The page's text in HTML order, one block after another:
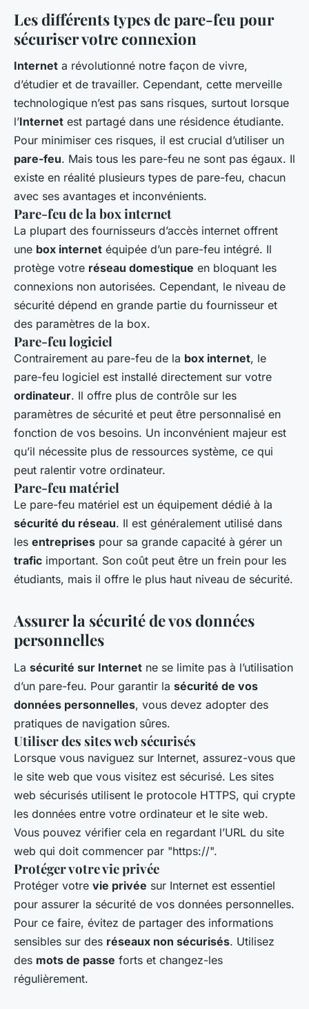
Les différents types de pare-feu pour
sécuriser votre connexion
Internet a révolutionné notre façon de vivre,
d’étudier et de travailler. Cependant, cette merveille
technologique n’est pas sans risques, surtout lorsque
l’Internet est partagé dans une résidence étudiante.
Pour minimiser ces risques, il est crucial d’utiliser un
pare-feu. Mais tous les pare-feu ne sont pas égaux. Il
existe en réalité plusieurs types de pare-feu, chacun
avec ses avantages et inconvénients.
Pare-feu de la box internet
La plupart des fournisseurs d’accès internet offrent
une box internet équipée d’un pare-feu intégré. Il
protège votre réseau domestique en bloquant les
connexions non autorisées. Cependant, le niveau de
sécurité dépend en grande partie du fournisseur et
des paramètres de la box.
Pare-feu logiciel
Contrairement au pare-feu de la box internet, le
pare-feu logiciel est installé directement sur votre
ordinateur. Il offre plus de contrôle sur les
paramètres de sécurité et peut être personnalisé en
fonction de vos besoins. Un inconvénient majeur est
qu’il nécessite plus de ressources système, ce qui
peut ralentir votre ordinateur.
Pare-feu matériel
Le pare-feu matériel est un équipement dédié à la
sécurité du réseau. Il est généralement utilisé dans
les entreprises pour sa grande capacité à gérer un
trafic important. Son coût peut être un frein pour les
étudiants, mais il offre le plus haut niveau de sécurité.
Assurer la sécurité de vos données
personnelles
La sécurité sur Internet ne se limite pas à l’utilisation
d’un pare-feu. Pour garantir la sécurité de vos
données personnelles, vous devez adopter des
pratiques de navigation sûres.
Utiliser des sites web sécurisés
Lorsque vous naviguez sur Internet, assurez-vous que
le site web que vous visitez est sécurisé. Les sites
web sécurisés utilisent le protocole HTTPS, qui crypte
les données entre votre ordinateur et le site web.
Vous pouvez vérifier cela en regardant l’URL du site
web qui doit commencer par "https://".
Protéger votre vie privée
Protéger votre vie privée sur Internet est essentiel
pour assurer la sécurité de vos données personnelles.
Pour ce faire, évitez de partager des informations
sensibles sur des réseaux non sécurisés. Utilisez
des mots de passe forts et changez-les
régulièrement.